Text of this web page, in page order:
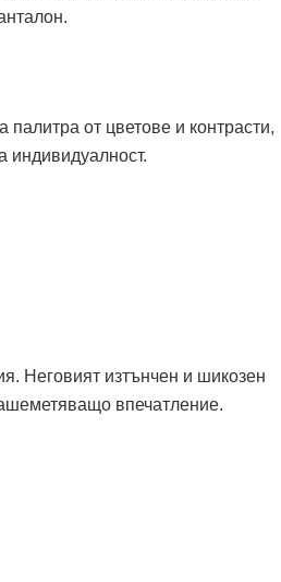
от цветове и контрасти,
индивидуалност.
Неговият изтънчен и шикозен
впечатление.